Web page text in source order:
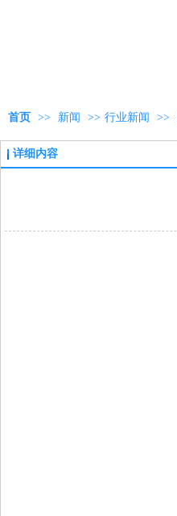
首页 >> 新闻 >> 行业新闻 >>
详细内容